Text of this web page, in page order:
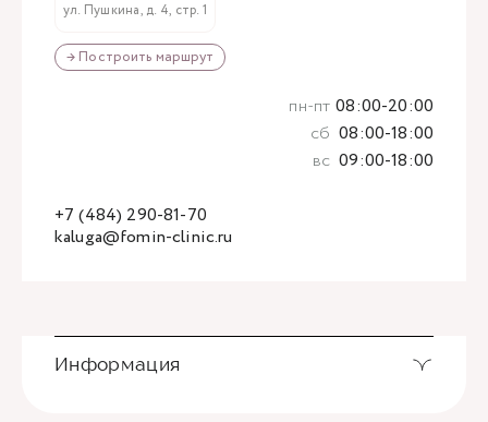
ул. Пушкина, д. 4, стр. 1
→ Построить маршрут
kaluga@fomin-clinic.ru
+7 (484) 290-81-70
пн-пт 08:00-20:00
сб 08:00-18:00
вс 09:00-18:00
Информация